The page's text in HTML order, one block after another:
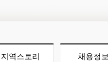
지역스토리 채용정보